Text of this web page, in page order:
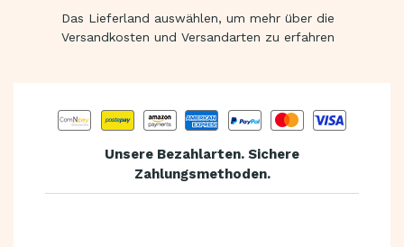
Das Lieferland auswählen, um mehr über die
Versandkosten und Versandarten zu erfahren
Unsere Bezahlarten. Sichere
Zahlungsmethoden.